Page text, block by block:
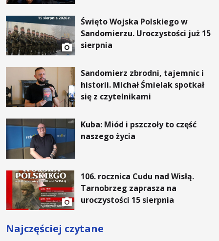
Święto Wojska Polskiego w
Sandomierzu. Uroczystości już 15
sierpnia
Sandomierz zbrodni, tajemnic i
historii. Michał Śmielak spotkał
się z czytelnikami
Kuba: Miód i pszczoły to część
naszego życia
106. rocznica Cudu nad Wisłą.
Tarnobrzeg zaprasza na
uroczystości 15 sierpnia
Najczęściej czytane